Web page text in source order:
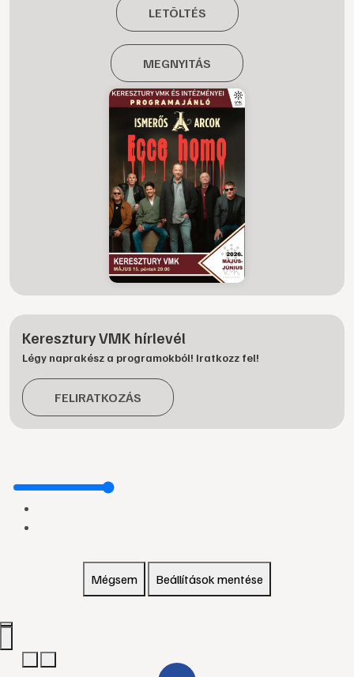
LETÖLTÉS
MEGNYITÁS
Keresztury VMK hírlevél
Légy naprakész a programokból! Iratkozz fel!
FELIRATKOZÁS
Mégsem Beállítások mentése